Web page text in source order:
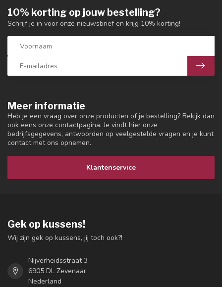
Meer informatie
Heb je een vraag over onze producten of je bestelling? Bekijk dan
ook eens onze contactpagina. Je vindt hier onze
bedrijfsgegevens, antwoorden op veelgestelde vragen en je kunt
contact met ons opnemen.
Klantenservice
10% korting op jouw bestelling?
Schrijf je in voor onze nieuwsbrief en krijg 10% korting!
Gek op kussens!
Wij zijn gek op kussens, jij toch ook?!
Nijverheidsstraat 3
6905 DL Zevenaar
Nederland